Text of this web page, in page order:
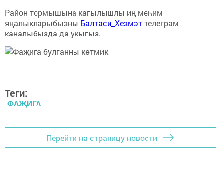
Район тормышына кагылышлы иң мөһим
яңалыкларыбызны Балтаси_Хезмэттелеграм
каналыбызда да укыгыз.
Теги:
ФАҖИГА
Перейти на страницу новости